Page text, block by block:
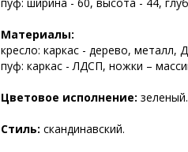
Материалы:
кресло: каркас - дерево,
пуф: каркас - ЛДСП, ножки –
Цветовое исполнение: зеленый.
Стиль: скандинавский.